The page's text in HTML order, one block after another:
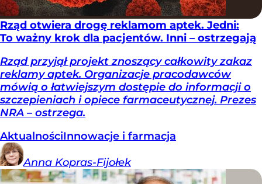
Rząd otwiera drogę reklamom aptek. Jedni:
To ważny krok dla pacjentów. Inni – ostrzegają
Rząd przyjął projekt znoszący całkowity zakaz
reklamy aptek. Organizacje pracodawców
mówią o łatwiejszym dostępie do informacji o
szczepieniach i opiece farmaceutycznej. Prezes
NRA – ostrzega.
AktualnościInnowacje i farmacja
Anna Kopras-Fijołek